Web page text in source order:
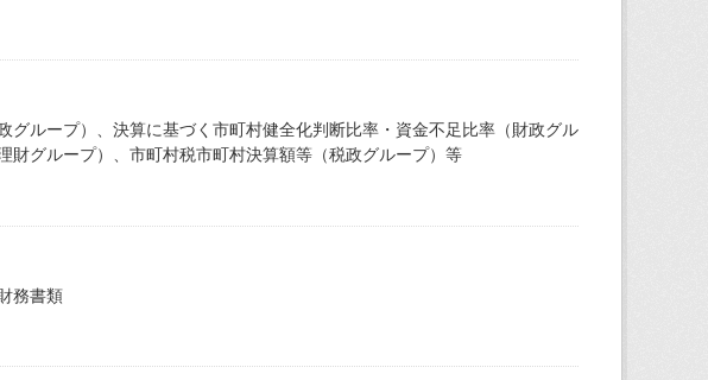
ループ）、決算に基づく市町村健全化判断比率・資金不足比率（財政グル
財グループ）、市町村税市町村決算額等（税政グループ）等
務書類